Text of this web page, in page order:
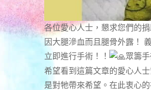
各位愛心人士，懇求您們的捐
因大腿滲血而且腿骨外露！
立即進行手術！！
眾籌
希望看到這篇文章的愛心人
是對牠帶來希望。在此衷心